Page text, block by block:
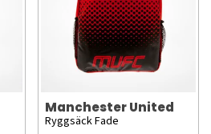
Manchester United
Ryggsäck Fade